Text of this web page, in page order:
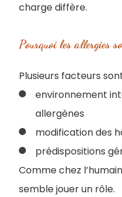
charge diffère.
Pourquoi les allergies
Plusieurs facteurs
environnement
allergènes
modification des
prédispositions
Comme chez
semble jouer un rôle.